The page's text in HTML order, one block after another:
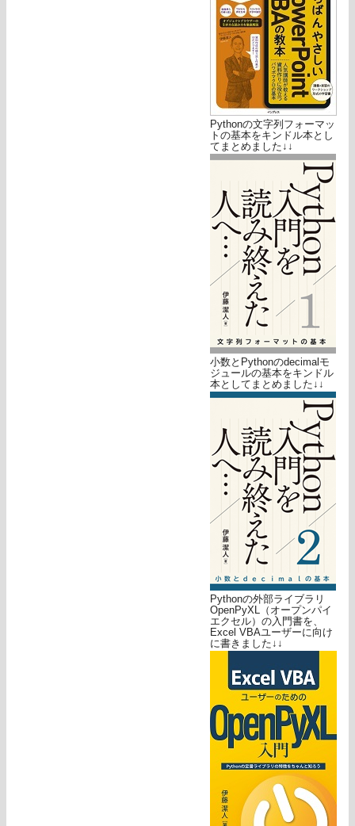
Pythonの文字列フォーマッ
トの基本をキンドル本とし
てまとめました↓↓
小数とPythonのdecimalモ
ジュールの基本をキンドル
本としてまとめました↓↓
Pythonの外部ライブラリ
OpenPyXL（オープンパイ
エクセル）の入門書を、
Excel VBAユーザーに向け
に書きました↓↓